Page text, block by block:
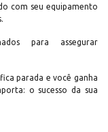
com seu equipamento
para assegurar
parada e você ganha
o sucesso da sua